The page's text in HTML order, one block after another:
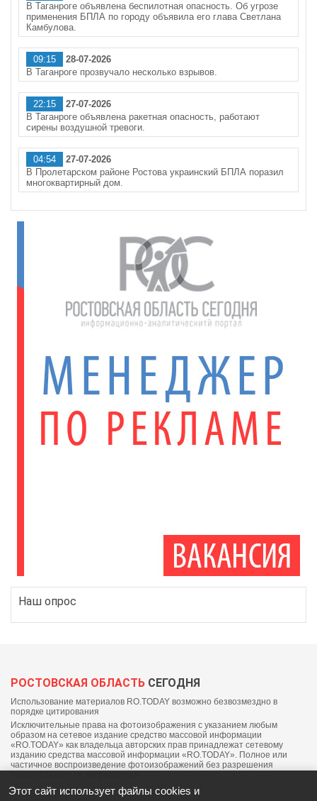
В Таганроге объявлена беспилотная опасность. Об угрозе
применения БПЛА по городу объявила его глава Светлана
Камбулова.
09:15
28-07-2026
В Таганроге прозвучало несколько взрывов.
22:15
27-07-2026
В Таганроге объявлена ракетная опасность, работают
сирены воздушной тревоги.
04:54
27-07-2026
В Пролетарском районе Ростова украинский БПЛА поразил
многоквартирный дом.
Наш опрос
РОСТОВСКАЯ ОБЛАСТЬ СЕГОДНЯ
Использование материалов RO.TODAY возможно безвозмездно в
порядке цитирования
Исключительные права на фотоизображения с указанием любым
образом на сетевое издание средство массовой информации
«RO.TODAY» как владельца авторских прав принадлежат сетевому
изданию средства массовой информации «RO.TODAY». Полное или
частичное воспроизведение фотоизображений без разрешения
Этот сайт использует файлы cookies и